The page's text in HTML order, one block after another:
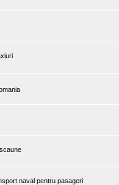
naval pentru pasageri